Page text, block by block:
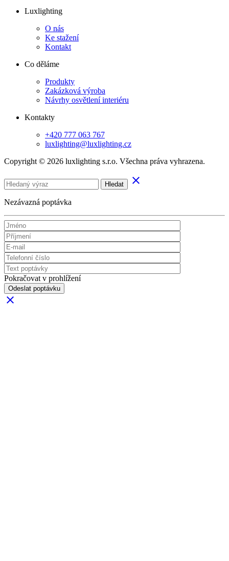
Luxlighting
O nás
Ke stažení
Kontakt
Co děláme
Produkty
Zakázková výroba
Návrhy osvětlení interiéru
Kontakty
+420 777 063 767
luxlighting@luxlighting.cz
Copyright © 2026 luxlighting s.r.o. Všechna práva vyhrazena.
Hledat clear
Nezávazná poptávka
Pokračovat v prohlížení
Odeslat poptávku
clear